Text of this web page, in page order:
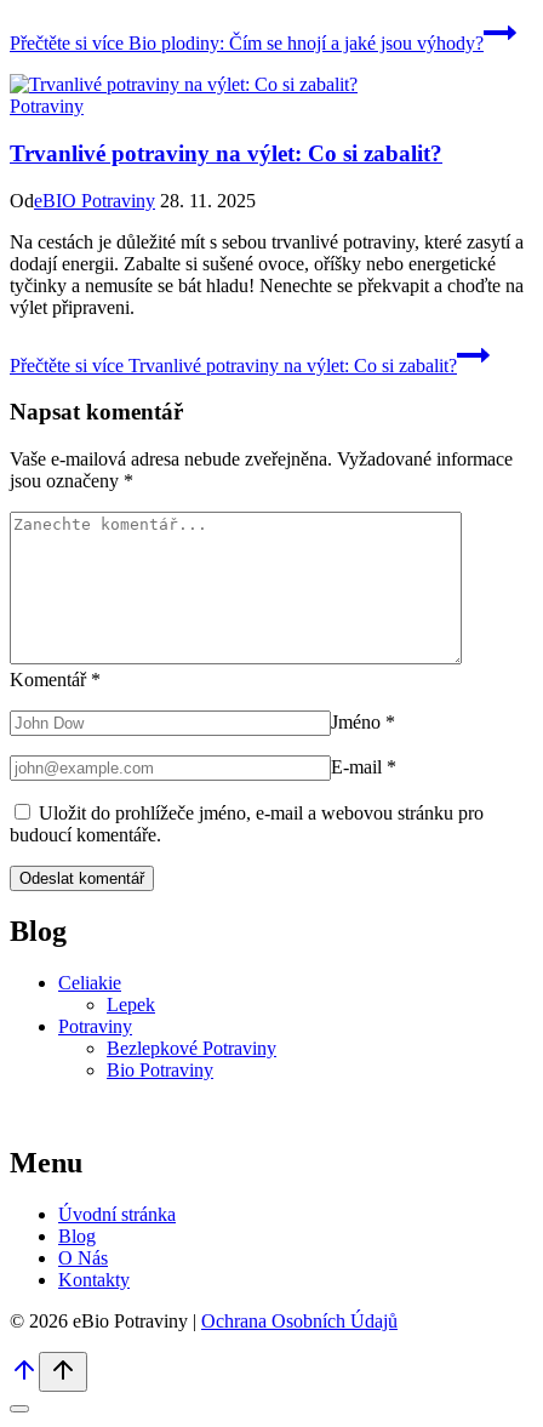
Přečtěte si více Bio plodiny: Čím se hnojí a jaké jsou výhody?
Potraviny
Trvanlivé potraviny na výlet: Co si zabalit?
OdeBIO Potraviny 28. 11. 2025
Na cestách je důležité mít s sebou trvanlivé potraviny, které zasytí a
dodají energii. Zabalte si sušené ovoce, oříšky nebo energetické
tyčinky a nemusíte se bát hladu! Nenechte se překvapit a choďte na
výlet připraveni.
Přečtěte si více Trvanlivé potraviny na výlet: Co si zabalit?
Napsat komentář
Vaše e-mailová adresa nebude zveřejněna. Vyžadované informace
jsou označeny *
Komentář *
Jméno *
E-mail *
Uložit do prohlížeče jméno, e-mail a webovou stránku pro
budoucí komentáře.
Blog
Celiakie
Lepek
Potraviny
Bezlepkové Potraviny
Bio Potraviny
Menu
Úvodní stránka
Blog
O Nás
Kontakty
© 2026 eBio Potraviny | Ochrana Osobních Údajů